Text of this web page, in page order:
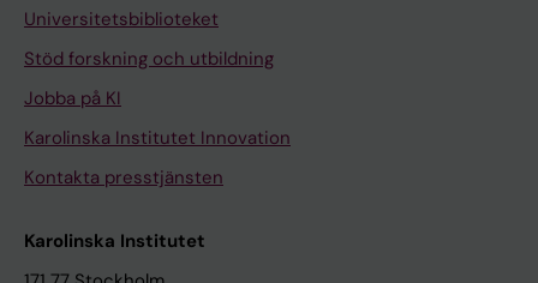
Universitetsbiblioteket
Stöd forskning och utbildning
Jobba på KI
Karolinska Institutet Innovation
Kontakta presstjänsten
Karolinska Institutet